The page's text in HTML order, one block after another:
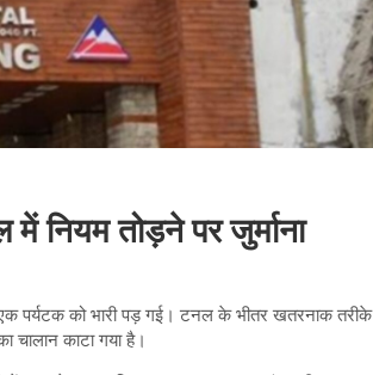
नियम तोड़ने पर जुर्माना
एक पर्यटक को भारी पड़ गई। टनल के भीतर खतरनाक तरीके
काटा गया है।